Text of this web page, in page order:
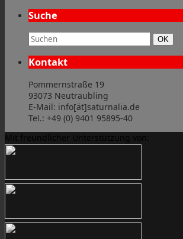
Suche
Suchbegriff: Suchen
OK
Kontakt
Pommernstraße 19
93073 Neutraubling
E-Mail: info[ät]saturnalia.de
Tel.: +49 (0) 9401 95895-40